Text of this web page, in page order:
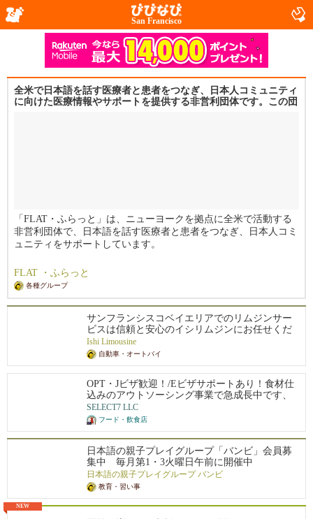
San Francisco
全米で日本語を話す医療者と患者をつなぎ、日本人コミュニティ
に向けた医療情報やサポートを提供する非営利団体です。この団
「FLAT・ふらっと」は、ニューヨークを拠点に全米で活動する
非営利団体で、日本語を話す医療者と患者をつなぎ、日本人コミ
ュニティをサポートしています。
アメリカでの医療や保険の複雑さに直面する日本人やその介護
者、高齢化に伴い孤立するシニアが増加する中、私たちは必要な
オンライン活動も活発に行っており、ニューヨーク以外にお住ま
いの方でも気軽にご参加いただけます。
健康に関するプログラムを通じて、皆さまのニーズに応えていき
FLAT ・ふらっと
各種グループ
サンフランシスコベイエリアでのリムジンサー
ビスは信頼と安心のイシリムジンにお任せくだ
さい。 企業訪問等のビジネスでの御利用は勿
論、人気の観光スポットにお連れしたり、 都会
ントレー· カーメルでお過ごしになるのは如何で
しょうか。 フレンドリーなドライバーがご満足
の頂けるサービスを提供させて頂きます。
Ishi Limousine
自動車・オートバイ
OPT・Jビザ歓迎！/Eビザサポートあり！食材仕
込みのアウトソーシング事業で急成長中です、
街のレストランやスーパーマーケットを支える
縁の下の力持ち的な仕事ですが、スタッフは皆
SELECT7 LLC
フード・飲食店
日本語の親子プレイグループ「バンビ」会員募
集中 毎月第1・3火曜日午前に開催中
日本語の親子プレイグループ バンビ
教育・習い事
NEW